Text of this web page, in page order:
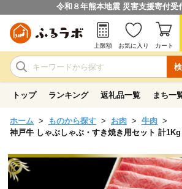
令和８年熊本地震 災害支援寄付受
上限額 お気に入り カート
トップ ランキング 返礼品一覧 まち一
ホーム ものから探す お肉
牛肉
神戸牛 しゃぶしゃぶ・すき焼き用セット 計